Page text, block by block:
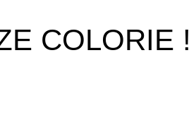
COLORIE !